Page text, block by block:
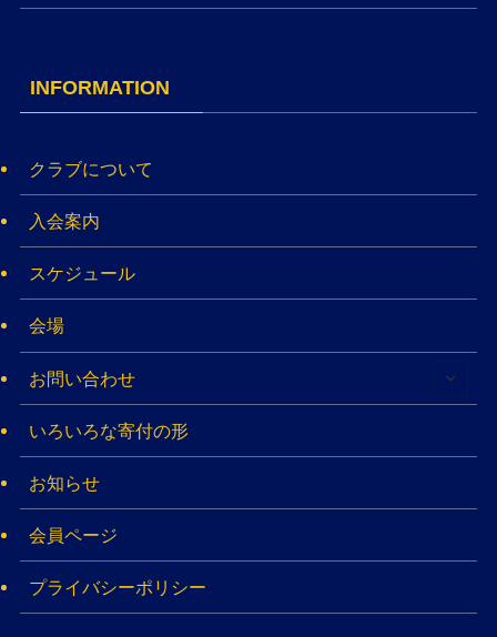
INFORMATION
クラブについて
入会案内
スケジュール
会場
お問い合わせ
いろいろな寄付の形
お知らせ
会員ページ
プライバシーポリシー